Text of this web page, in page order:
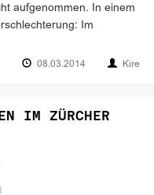
aufgenommen. In einem
Im
08.03.2014 Kire
IM ZÜRCHER